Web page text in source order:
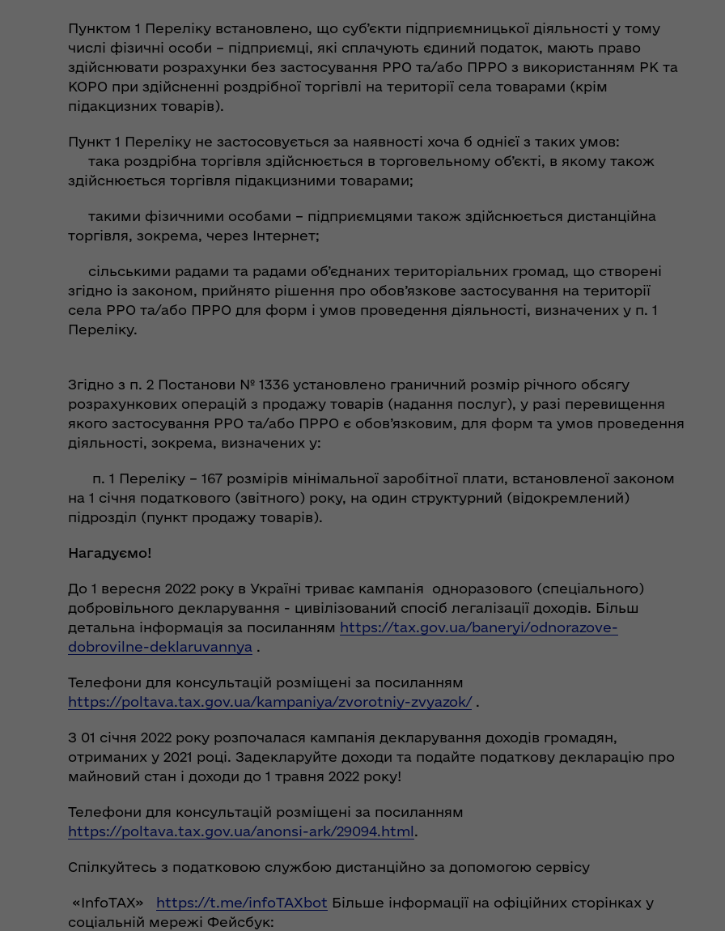
Дії населення при
надзвичайних ситуаціях
(КШППВ)
Пунктом 1 Переліку встановлено, що суб’єкти підприємницької діяльності у тому
числі фізичні особи – підприємці, які сплачують єдиний податок, мають право
здійснювати розрахунки без застосування РРО та/або ПРРО з використанням РК та
КОРО при здійсненні роздрібної торгівлі на території села товарами (крім
підакцизних товарів).
Пункт 1 Переліку не застосовується за наявності хоча б однієї з таких умов:
така роздрібна торгівля здійснюється в торговельному об’єкті, в якому також
здійснюється торгівля підакцизними товарами;
такими фізичними особами – підприємцями також здійснюється дистанційна
торгівля, зокрема, через Інтернет;
сільськими радами та радами об’єднаних територіальних громад, що створені
згідно із законом, прийнято рішення про обов’язкове застосування на території
села РРО та/або ПРРО для форм і умов проведення діяльності, визначених у п. 1
Переліку.
Згідно з п. 2 Постанови № 1336 установлено граничний розмір річного обсягу
розрахункових операцій з продажу товарів (надання послуг), у разі перевищення
якого застосування РРО та/або ПРРО є обов’язковим, для форм та умов проведення
діяльності, зокрема, визначених у:
п. 1 Переліку – 167 розмірів мінімальної заробітної плати, встановленої законом
на 1 січня податкового (звітного) року, на один структурний (відокремлений)
підрозділ (пункт продажу товарів).
Нагадуємо!
До 1 вересня 2022 року в Україні триває кампанія одноразового (спеціального)
добровільного декларування - цивілізований спосіб легалізації доходів. Більш
детальна інформація за посиланням https://tax.gov.ua/baneryi/odnorazove-
dobrovilne-deklaruvannya .
Телефони для консультацій розміщені за посиланням
https://poltava.tax.gov.ua/kampaniya/zvorotniy-zvyazok/.
З 01 січня 2022 року розпочалася кампанія декларування доходів громадян,
отриманих у 2021 році. Задекларуйте доходи та подайте податкову декларацію про
майновий стан і доходи до 1 травня 2022 року!
Телефони для консультацій розміщені за посиланням
https://poltava.tax.gov.ua/anonsi-ark/29094.html.
Спілкуйтесь з податковою службою дистанційно за допомогою сервісу
«InfoTAX» https://t.me/infoTAXbot Більше інформації на офіційних сторінках у
соціальній мережі Фейсбук: